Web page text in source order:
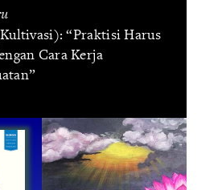
“Praktisi Harus
Cara Kerja